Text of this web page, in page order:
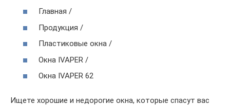
Главная /
Продукция /
Пластиковые окна /
Окна IVAPER /
Окна IVAPER 62
Ищете хорошие и недорогие окна, которые спасут вас